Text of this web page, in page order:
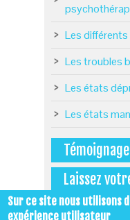
Les
Les troubles
Les états
Les états
Laissez
Sur ce site nous utilisons
expérience utilisateur